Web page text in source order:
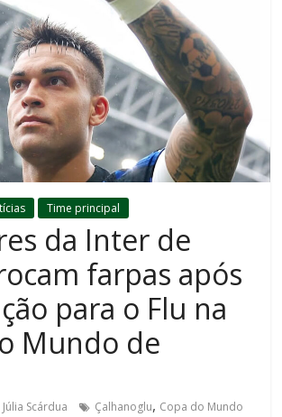
Time principal
da Inter de
farpas após
para o Flu na
Mundo de
Júlia Scárdua Çalhanoglu, Copa do Mundo